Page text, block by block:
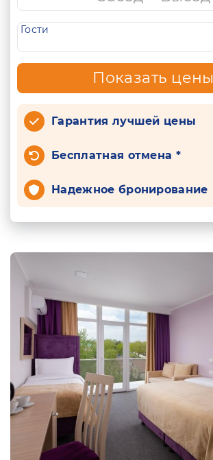
Гости
Показать цены
Гарантия лучшей цены
Бесплатная отмена *
Надежное бронирование